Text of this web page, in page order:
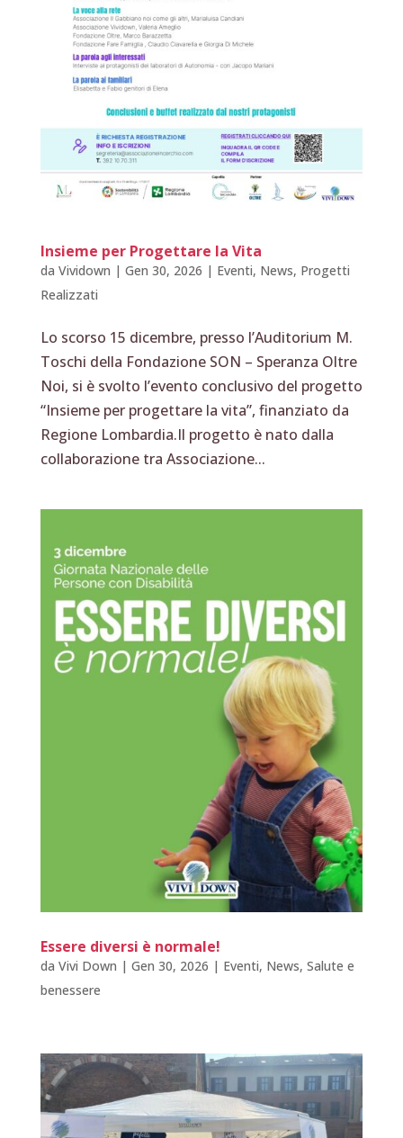
Insieme per Progettare la Vita
da Vividown | Gen 30, 2026 | Eventi, News, Progetti
Realizzati
Lo scorso 15 dicembre, presso l’Auditorium M.
Toschi della Fondazione SON – Speranza Oltre
Noi, si è svolto l’evento conclusivo del progetto
“Insieme per progettare la vita”, finanziato da
Regione Lombardia.Il progetto è nato dalla
collaborazione tra Associazione...
Essere diversi è normale!
da Vivi Down | Gen 30, 2026 | Eventi, News, Salute e
benessere